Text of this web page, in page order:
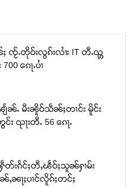
ၸႂ်ႉတိုဝ်းလွၵ်းလၢႆး IT တီႉၺွ
ၵေႃႉပၢႆ
ျႅၼ်ႉ မီးၼိူဝ်သဵၼ်ႈတၢင်း မိူင်း
း ၺႃးတီႉ 56 ၵေႃႉ
တ်းၵႅင်ႈတီႇၽဵဝ်ႈသူၼ်ႁၢမ်း
ႇၼႃႈပၢင်လိူၵ်ႈတင်ႈ